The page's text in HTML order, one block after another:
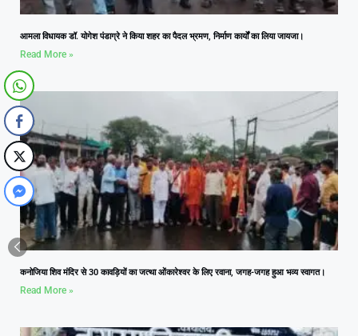
आमला विधायक डॉ. योगेश पंडाग्रे ने किया शहर का पैदल भ्रमण, निर्माण कार्यों का लिया जायजा।
Read More »
कनोजिया शिव मंदिर से 30 कावड़ियों का जत्था ओंकारेश्वर के लिए रवाना, जगह-जगह हुआ भव्य स्वागत।
Read More »